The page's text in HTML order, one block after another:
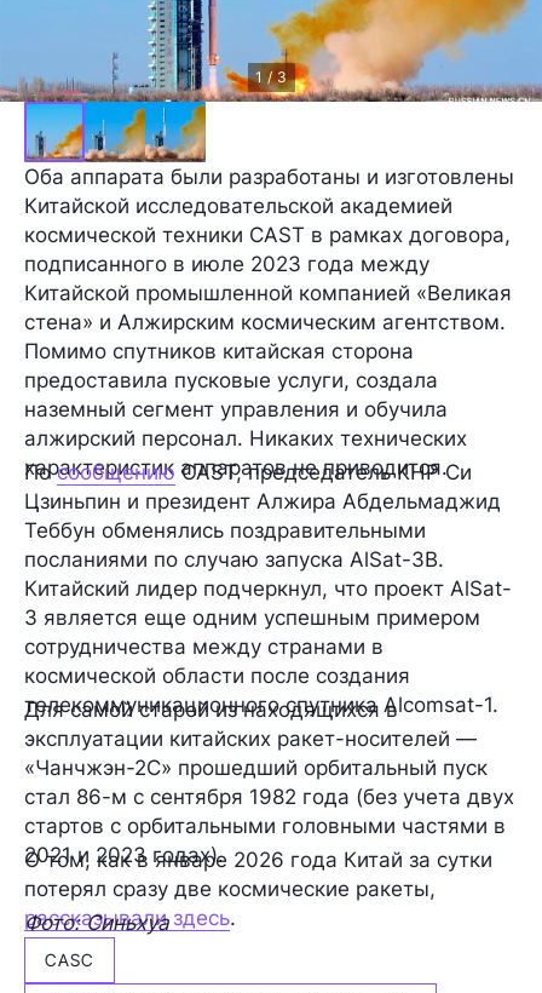
1 / 3
Оба аппарата были разработаны и изготовлены
Китайской исследовательской академией
космической техники CAST в рамках договора,
подписанного в июле 2023 года между
Китайской промышленной компанией «Великая
стена» и Алжирским космическим агентством.
Помимо спутников китайская сторона
предоставила пусковые услуги, создала
наземный сегмент управления и обучила
алжирский персонал. Никаких технических
характеристик аппаратов не приводится.
Посообщению CAST, председатель КНР Си
Цзиньпин и президент Алжира Абдельмаджид
Теббун обменялись поздравительными
посланиями по случаю запуска AlSat-3B.
Китайский лидер подчеркнул, что проект AlSat-
3 является еще одним успешным примером
сотрудничества между странами в
космической области после создания
телекоммуникационного спутника Alcomsat-1.
Для самой старой из находящихся в
эксплуатации китайских ракет-носителей —
«Чанчжэн-2С» прошедший орбитальный пуск
стал 86-м с сентября 1982 года (без учета двух
стартов с орбитальными головными частями в
2021 и 2023 годах).
О том, как в январе 2026 года Китай за сутки
потерял сразу две космические ракеты,
рассказывали здесь.
Фото: Синьхуа
CASC